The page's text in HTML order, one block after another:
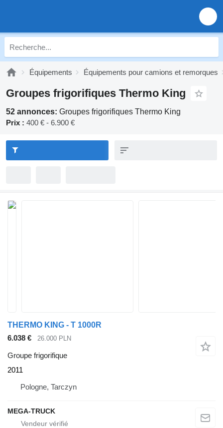
Équipements Équipements pour camions et remorques
Groupes frigorifiques Thermo King
52 annonces: Groupes frigorifiques Thermo King
Prix : 400 € - 6.900 €
THERMO KING - T 1000R
6.038 €
26.000 PLN
Groupe frigorifique
2011
Pologne, Tarczyn
MEGA-TRUCK